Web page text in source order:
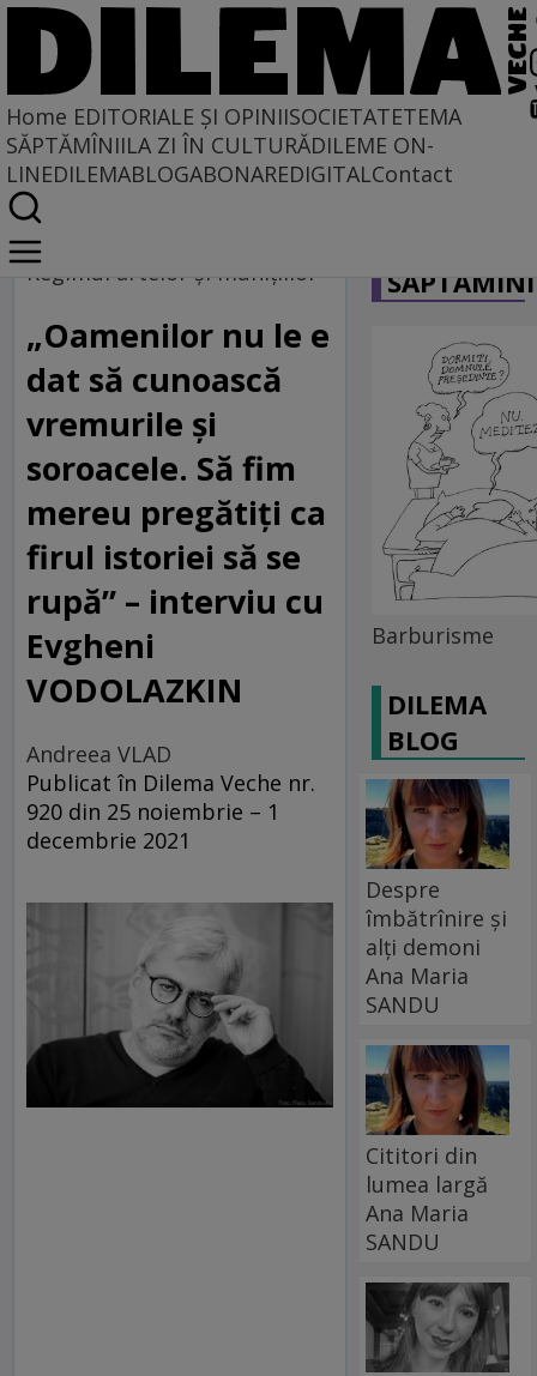
Home EDITORIALE ȘI OPINIISOCIETATETEMA
SĂPTĂMÎNIILA ZI ÎN CULTURĂDILEME ON-
LINEDILEMABLOGABONAREDIGITALContact
Home
Regimul artelor și munițiilor
Regimul artelor şi muniţiilor
„Oamenilor nu le e
dat să cunoască
vremurile și
soroacele. Să fim
mereu pregătiți ca
firul istoriei să se
rupă” – interviu cu
Evgheni
VODOLAZKIN
Andreea VLAD
Publicat în Dilema Veche nr.
920 din 25 noiembrie – 1
decembrie 2021
Barburisme
DILEMA
BLOG
Despre
îmbătrînire și
alți demoni
Ana Maria
SANDU
Cititori din
lumea largă
Ana Maria
SANDU